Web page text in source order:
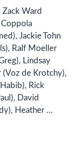
Ward
Coppola
Jackie Tohn
Ralf Moeller
Lindsay
(Voz de Krotchy),
Rick
David
Heather …